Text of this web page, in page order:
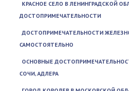
КРАСНОЕ СЕЛО В ЛЕНИНГРАДСКОЙ
ДОСТОПРИМЕЧАТЕЛЬНОСТИ
ДОСТОПРИМЕЧАТЕЛЬНОСТИ
САМОСТОЯТЕЛЬНО
ОСНОВНЫЕ
СОЧИ, АДЛЕРА